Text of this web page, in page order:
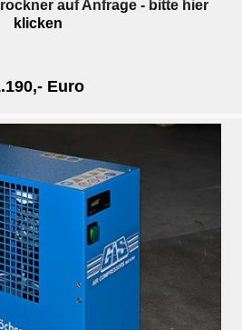
auf Anfrage- bitte hier
klicken
Euro